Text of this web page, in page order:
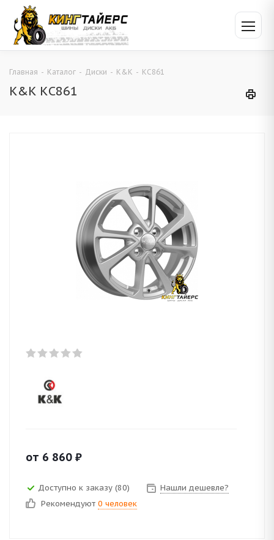
Главная - Каталог - Диски - K&K - КС861
K&K КС861
от 6 860 ₽
Доступно к заказу (80)
Нашли дешевле?
Рекомендуют 0 человек